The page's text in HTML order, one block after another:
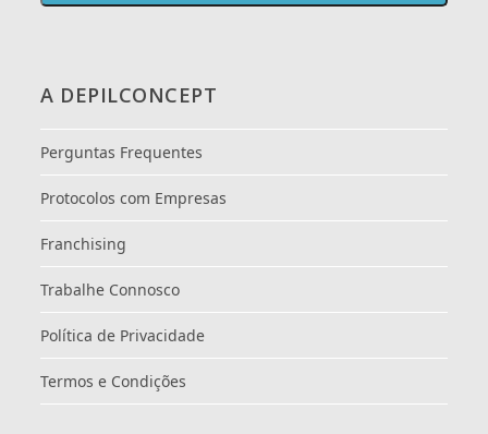
A DEPILCONCEPT
Perguntas Frequentes
Protocolos com Empresas
Franchising
Trabalhe Connosco
Política de Privacidade
Termos e Condições